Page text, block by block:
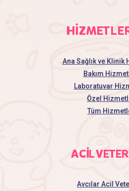
Ana Sağlık ve Klinik
Bakım
Laboratuvar
Özel
Tüm
ACİL
Avcılar Acil